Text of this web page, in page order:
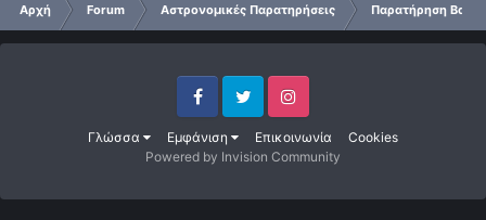
Αρχή Forum Αστρονομικές Παρατηρήσεις Παρατήρηση Βαθύ
Γλώσσα Εμφάνιση Επικοινωνία Cookies
FacebookTwitter Instagram
Powered by Invision Community